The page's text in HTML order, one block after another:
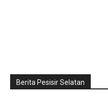
Berita Pesisir Selatan